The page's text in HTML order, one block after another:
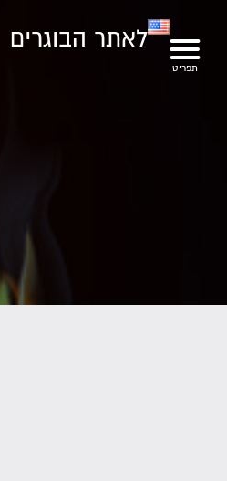
לאתר הבוגרים